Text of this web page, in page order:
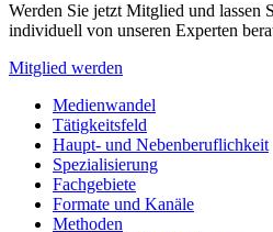
Werden Sie jetzt Mitglied und lassen
individuell von unseren Experten
Mitglied werden
Medienwandel
Tätigkeitsfeld
Haupt- und Nebenberuflichkeit
Spezialisierung
Fachgebiete
Formate und Kanäle
Methoden